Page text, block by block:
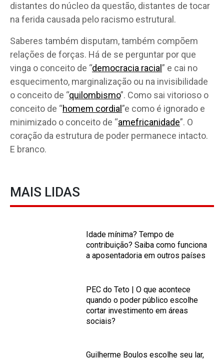
distantes do núcleo da questão, distantes de tocar
na ferida causada pelo racismo estrutural.
Saberes também disputam, também compõem
relações de forças. Há de se perguntar por que
vinga o conceito de “democracia racial ” e cai no
esquecimento, marginalização ou na invisibilidade
o conceito de “quilombismo”. Como sai vitorioso o
conceito de “homem cordial ”e como é ignorado e
minimizado o conceito de “amefricanidade”. O
coração da estrutura de poder permanece intacto.
E branco.
MAIS LIDAS
Idade mínima? Tempo de
contribuição? Saiba como funciona
a aposentadoria em outros países
PEC do Teto | O que acontece
quando o poder público escolhe
cortar investimento em áreas
sociais?
Guilherme Boulos escolhe seu lar,